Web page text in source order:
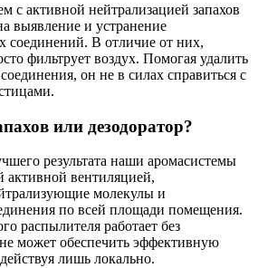
с активной нейтрализацией запахов
выявление и устранение
соединений. В отличие от них,
фильтрует воздух. Помогая удалить
он не в силах справиться с
или дезодоратор?
результата наши аромасистемы
активной вентиляцией,
молекулы и
по всей площади помещения.
распылителя работает без
может обеспечить эффективную
лишь локально.